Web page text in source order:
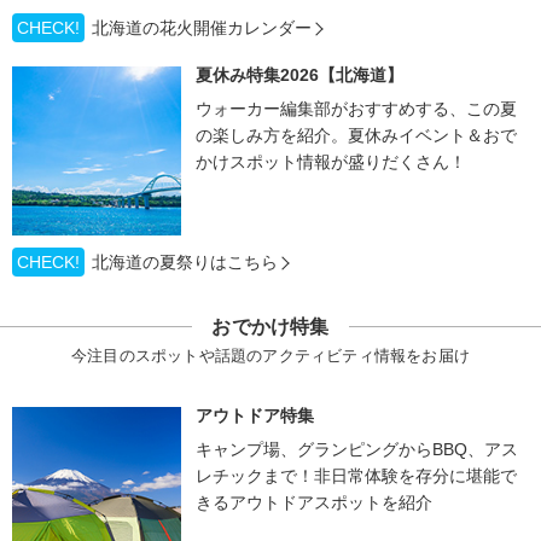
CHECK! 北海道の花火開催カレンダー
夏休み特集2026【北海道】
ウォーカー編集部がおすすめする、この夏
の楽しみ方を紹介。夏休みイベント＆おで
かけスポット情報が盛りだくさん！
CHECK! 北海道の夏祭りはこちら
おでかけ特集
今注目のスポットや話題のアクティビティ情報をお届け
アウトドア特集
キャンプ場、グランピングからBBQ、アス
レチックまで！非日常体験を存分に堪能で
きるアウトドアスポットを紹介